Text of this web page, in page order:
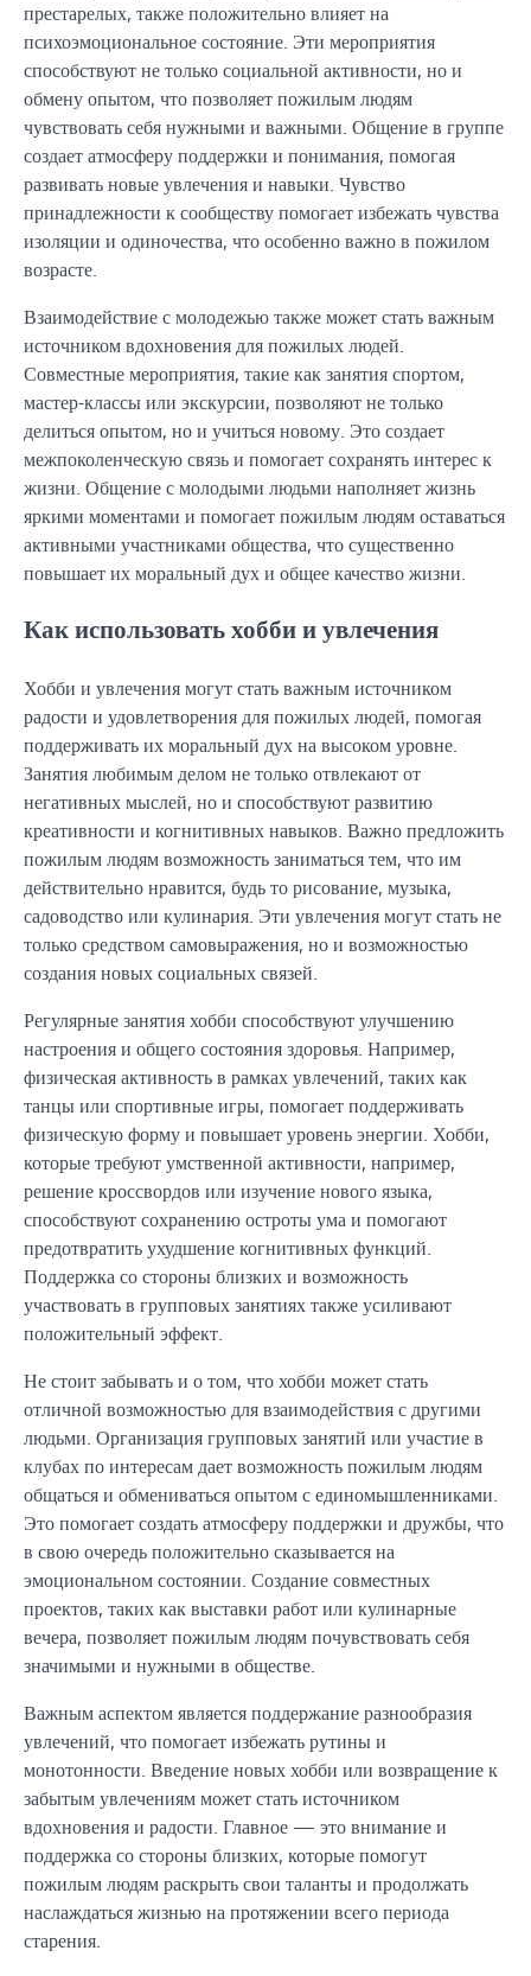
престарелых, также положительно влияет на
психоэмоциональное состояние. Эти мероприятия
способствуют не только социальной активности, но и
обмену опытом, что позволяет пожилым людям
чувствовать себя нужными и важными. Общение в группе
создает атмосферу поддержки и понимания, помогая
развивать новые увлечения и навыки. Чувство
принадлежности к сообществу помогает избежать чувства
изоляции и одиночества, что особенно важно в пожилом
возрасте.
Взаимодействие с молодежью также может стать важным
источником вдохновения для пожилых людей.
Совместные мероприятия, такие как занятия спортом,
мастер-классы или экскурсии, позволяют не только
делиться опытом, но и учиться новому. Это создает
межпоколенческую связь и помогает сохранять интерес к
жизни. Общение с молодыми людьми наполняет жизнь
яркими моментами и помогает пожилым людям оставаться
активными участниками общества, что существенно
повышает их моральный дух и общее качество жизни.
Как использовать хобби и увлечения
Хобби и увлечения могут стать важным источником
радости и удовлетворения для пожилых людей, помогая
поддерживать их моральный дух на высоком уровне.
Занятия любимым делом не только отвлекают от
негативных мыслей, но и способствуют развитию
креативности и когнитивных навыков. Важно предложить
пожилым людям возможность заниматься тем, что им
действительно нравится, будь то рисование, музыка,
садоводство или кулинария. Эти увлечения могут стать не
только средством самовыражения, но и возможностью
создания новых социальных связей.
Регулярные занятия хобби способствуют улучшению
настроения и общего состояния здоровья. Например,
физическая активность в рамках увлечений, таких как
танцы или спортивные игры, помогает поддерживать
физическую форму и повышает уровень энергии. Хобби,
которые требуют умственной активности, например,
решение кроссвордов или изучение нового языка,
способствуют сохранению остроты ума и помогают
предотвратить ухудшение когнитивных функций.
Поддержка со стороны близких и возможность
участвовать в групповых занятиях также усиливают
положительный эффект.
Не стоит забывать и о том, что хобби может стать
отличной возможностью для взаимодействия с другими
людьми. Организация групповых занятий или участие в
клубах по интересам дает возможность пожилым людям
общаться и обмениваться опытом с единомышленниками.
Это помогает создать атмосферу поддержки и дружбы, что
в свою очередь положительно сказывается на
эмоциональном состоянии. Создание совместных
проектов, таких как выставки работ или кулинарные
вечера, позволяет пожилым людям почувствовать себя
значимыми и нужными в обществе.
Важным аспектом является поддержание разнообразия
увлечений, что помогает избежать рутины и
монотонности. Введение новых хобби или возвращение к
забытым увлечениям может стать источником
вдохновения и радости. Главное — это внимание и
поддержка со стороны близких, которые помогут
пожилым людям раскрыть свои таланты и продолжать
наслаждаться жизнью на протяжении всего периода
старения.